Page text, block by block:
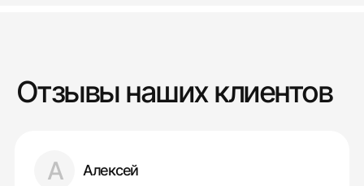
Отзывы наших клиентов
А Алексей